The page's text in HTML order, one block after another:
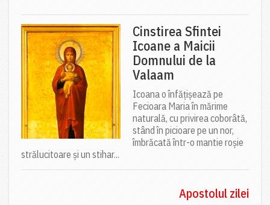
Cinstirea Sfintei
Icoane a Maicii
Domnului de la
Valaam
Icoana o înfățișează pe
Fecioara Maria în mărime
naturală, cu privirea coborâtă,
stând în picioare pe un nor,
îmbrăcată într-o mantie roșie
strălucitoare și un stihar...
Apostolul zilei